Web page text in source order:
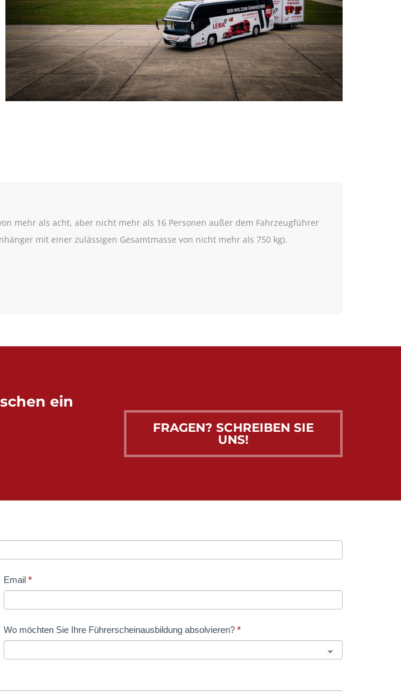
mehr als acht, aber nicht mehr als 16 Personen außer dem Fahrzeugführer
mit einer zulässigen Gesamtmasse von nicht mehr als 750 kg).
ein
FRAGEN? SCHREIBEN SIE
UNS!
Email *
Wo möchten Sie Ihre Führerscheinausbildung absolvieren? *